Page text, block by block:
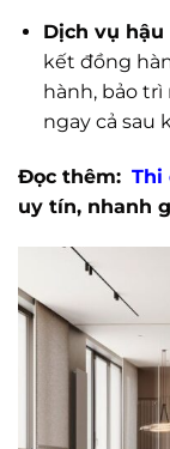
Dịch vụ
kết đồng
hành, bảo
ngay cả sau
Đọc thêm: Thi
uy tín, nhanh